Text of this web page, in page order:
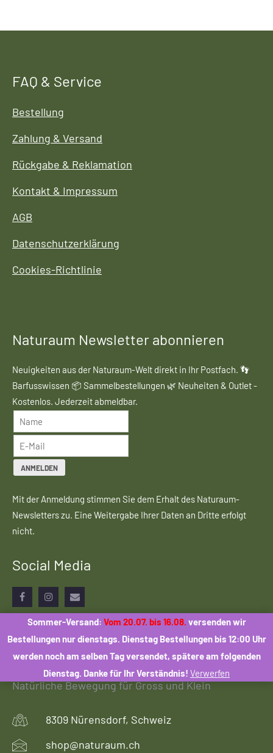
Sommer-Versand: Vom 20.07. bis 16.08. versenden wir
Bestellungen nur dienstags. Dienstag Bestellungen bis 12:00 Uhr
werden noch am selben Tag versendet, spätere am folgenden
Dienstag. Danke für Ihr Verständnis! Verwerfen
FAQ & Service
Bestellung
Zahlung & Versand
Rückgabe & Reklamation
Kontakt & Impressum
AGB
Datenschutzerklärung
Cookies-Richtlinie
Naturaum Newsletter abonnieren
Neuigkeiten aus der Naturaum-Welt direkt in Ihr Postfach. 👣
Barfusswissen 📦 Sammelbestellungen 🌿 Neuheiten & Outlet -
Kostenlos. Jederzeit abmeldbar.
ANMELDEN
Mit der Anmeldung stimmen Sie dem Erhalt des Naturaum-
Newsletters zu. Eine Weitergabe Ihrer Daten an Dritte erfolgt
nicht.
Social Media
FacebookInstagram
Email
Natürliche Bewegung für Gross und Klein
8309 Nürensdorf, Schweiz
shop@naturaum.ch